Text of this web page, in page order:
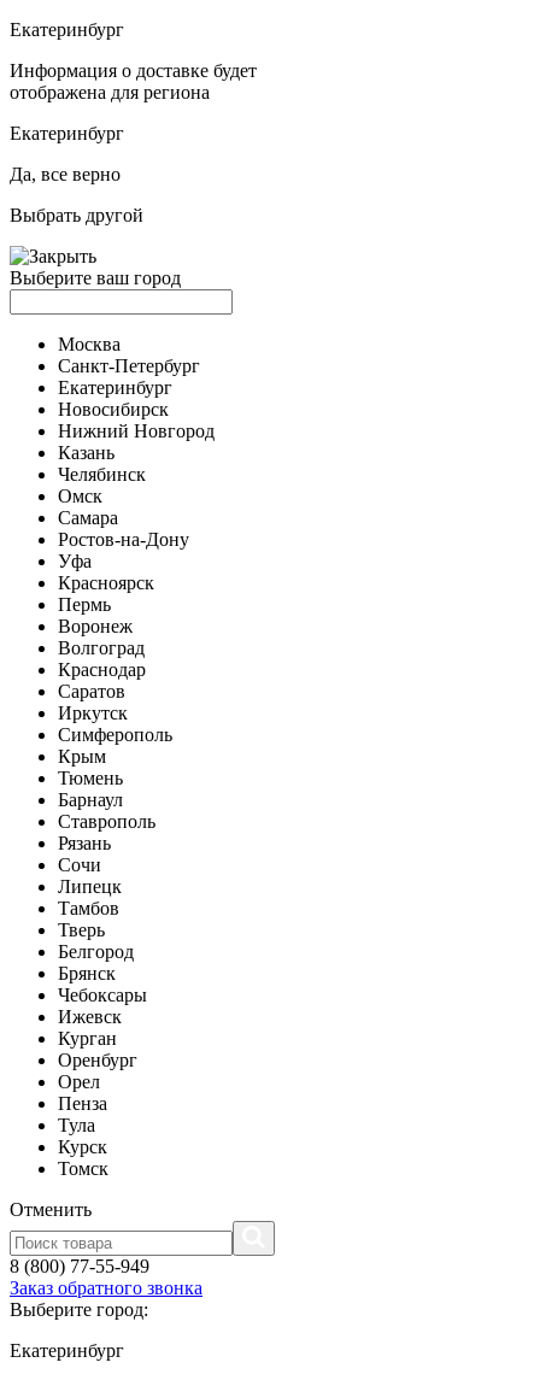
Екатеринбург
Информация о доставке будет
отображена для региона
Екатеринбург
Да, все верно
Выбрать другой
Выберите ваш город
Москва
Санкт-Петербург
Екатеринбург
Новосибирск
Нижний Новгород
Казань
Челябинск
Омск
Самара
Ростов-на-Дону
Уфа
Красноярск
Пермь
Воронеж
Волгоград
Краснодар
Саратов
Иркутск
Симферополь
Крым
Тюмень
Барнаул
Ставрополь
Рязань
Сочи
Липецк
Тамбов
Тверь
Белгород
Брянск
Чебоксары
Ижевск
Курган
Оренбург
Орел
Пенза
Тула
Курск
Томск
Отменить
8 (800) 77-55-949
Заказ обратного звонка
Выберите город:
Екатеринбург